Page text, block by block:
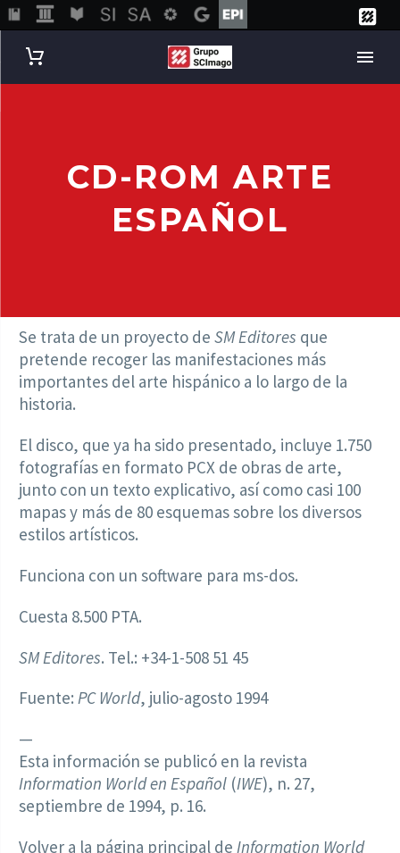
CD-ROM ARTE
ESPAÑOL
Se trata de un proyecto de SM Editores que
pretende recoger las manifestaciones más
importantes del arte hispánico a lo largo de la
historia.
El disco, que ya ha sido presentado, incluye 1.750
fotografías en formato PCX de obras de arte,
junto con un texto explicativo, así como casi 100
mapas y más de 80 esquemas sobre los diversos
estilos artísticos.
Funciona con un software para ms-dos.
Cuesta 8.500 PTA.
SM Editores. Tel.: +34-1-508 51 45
Fuente: PC World, julio-agosto 1994
—
Esta información se publicó en la revista
Information World en Español (IWE), n. 27,
septiembre de 1994, p. 16.
Volver a la página principal de Information World